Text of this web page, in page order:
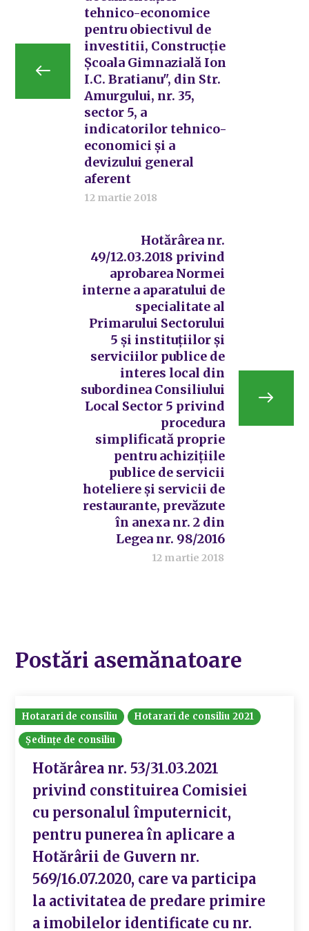
tehnico-economice
pentru obiectivul de
investitii, Construcție
Școala Gimnazială Ion
I.C. Bratianu", din Str.
Amurgului, nr. 35,
sector 5, a
indicatorilor tehnico-
economici și a
devizului general
aferent
12 martie 2018
Hotărârea nr.
49/12.03.2018 privind
aprobarea Normei
interne a aparatului de
specialitate al
Primarului Sectorului
5 și instituțiilor și
serviciilor publice de
interes local din
subordinea Consiliului
Local Sector 5 privind
procedura
simplificată proprie
pentru achizițiile
publice de servicii
hoteliere și servicii de
restaurante, prevăzute
în anexa nr. 2 din
Legea nr. 98/2016
12 martie 2018
Postări asemănatoare
Hotarari de consiliu
Hotarari de consiliu 2021
Ședințe de consiliu
Hotărârea nr. 53/31.03.2021
privind constituirea Comisiei
cu personalul împuternicit,
pentru punerea în aplicare a
Hotărârii de Guvern nr.
569/16.07.2020, care va participa
la activitatea de predare primire
a imobilelor identificate cu nr.